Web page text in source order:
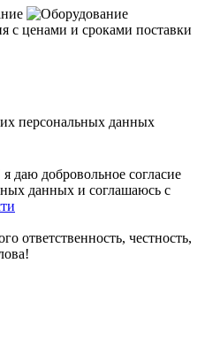
с ценами и сроками поставки
персональных данных
даю добровольное согласие
данных и соглашаюсь с
ответственность, честность,